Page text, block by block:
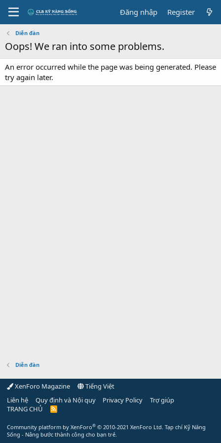
Đăng nhập Register
Diễn đàn
Oops! We ran into some problems.
An error occurred while the page was being generated. Please
try again later.
Diễn đàn
XenForo Magazine
Tiếng Việt
Liên hệ
Quy định và Nội quy Privacy Policy
Trợ giúp
TRANG CHỦ
R
Community platform by XenForo® © 2010-2021 XenForo Ltd. Tạp chí Kỹ Năng
Sống - Nâng bước thành công cho bạn trẻ.